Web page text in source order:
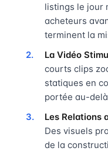
listings le jour
acheteurs
terminent la
La Vidéo
courts clips
statiques en
portée au-
Les Relations
Des visuels
de la